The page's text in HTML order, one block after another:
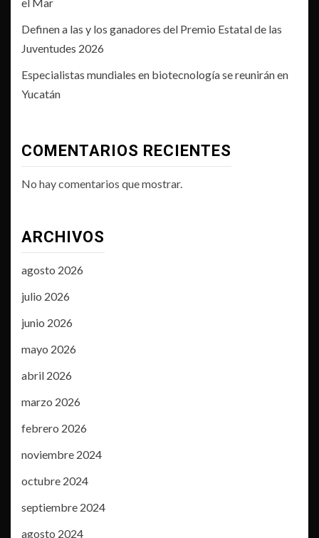
Definen a las y los ganadores del Premio Estatal de las
Juventudes 2026
Especialistas mundiales en biotecnología se reunirán en
Yucatán
COMENTARIOS RECIENTES
No hay comentarios que mostrar.
ARCHIVOS
agosto 2026
julio 2026
junio 2026
mayo 2026
abril 2026
marzo 2026
febrero 2026
noviembre 2024
octubre 2024
septiembre 2024
agosto 2024